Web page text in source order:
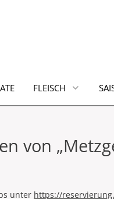
FLEISCH
von
unter https://